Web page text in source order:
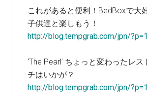
これがあると便利！BedBoxで大
子供達と楽しもう！
http://blog.tempgrab.com/jpn/
‘The Pearl’ ちょっと変わったレ
チはいかが？
http://blog.tempgrab.com/jpn/